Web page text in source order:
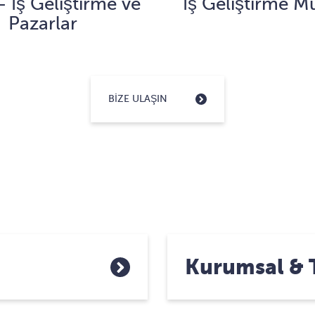
Pazarlar
BIZE ULAŞIN
Kurumsal &